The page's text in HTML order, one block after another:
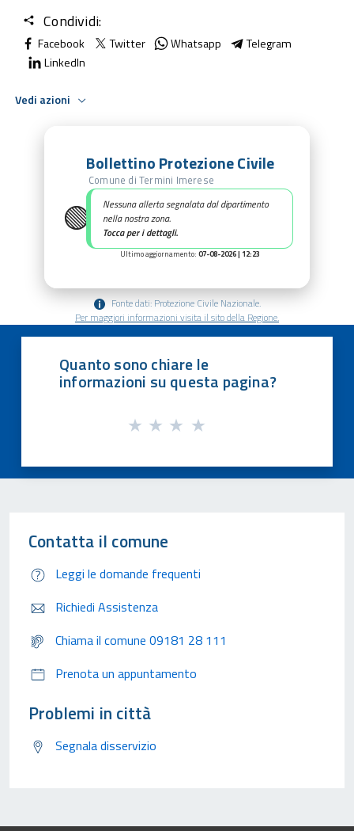
Condividi:
Facebook Twitter Whatsapp
Telegram
LinkedIn
Vedi azioni
🟢
Bollettino Protezione Civile
Comune di Termini Imerese
Nessuna allerta segnalata dal dipartimento
nella nostra zona.
Tocca per i dettagli.
Ultimo aggiornamento: 07-08-2026 | 12:23
Fonte dati: Protezione Civile Nazionale.
Per maggiori informazioni visita il sito della Regione.
Quanto sono chiare le
informazioni su questa pagina?
Contatta il comune
Leggi le domande frequenti
Richiedi Assistenza
Chiama il comune 09181 28 111
Prenota un appuntamento
Problemi in città
Segnala disservizio